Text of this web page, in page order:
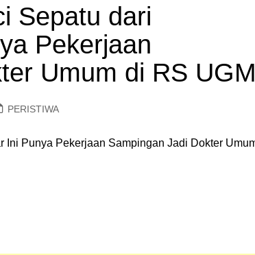
Lintas Koramil – MS
Megapolitan
Ormas
Peristiwa
Politik
Opini
Pendidikan
Tokoh
Sepatu dari
Pekerjaan
Umum di RS UGM
PERISTIWA